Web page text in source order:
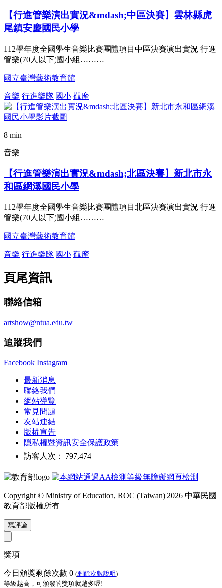
【行進管樂演出實況&mdash;中區決賽】雲林縣虎
尾鎮安慶國民小學
112學年度全國學生音樂比賽團體項目中區決賽演出實況 行進
管樂(70人以下)國小組………
國立臺灣藝術教育館
音樂 行進樂隊 國小 觀摩
8 min
音樂
【行進管樂演出實況&mdash;北區決賽】新北市永
和區網溪國民小學
112學年度全國學生音樂比賽團體項目北區決賽演出實況 行進
管樂(70人以下)國小組………
國立臺灣藝術教育館
音樂 行進樂隊 國小 觀摩
頁尾資訊
聯絡信箱
artshow@ntua.edu.tw
追蹤我們
Facebook Instagram
最新消息
聯絡我們
網站導覽
常見問題
友站連結
版權宣告
隱私權暨資訊安全保護政策
訪客人次： 797,474
Copyright © Ministry of Education, ROC (Taiwan) 2026 中華民國
教育部版權所有
寫評論
獎項
今日頒獎剩餘次數 0 (剩餘次數說明)
等級越高，可頒發的獎項就越多喔!